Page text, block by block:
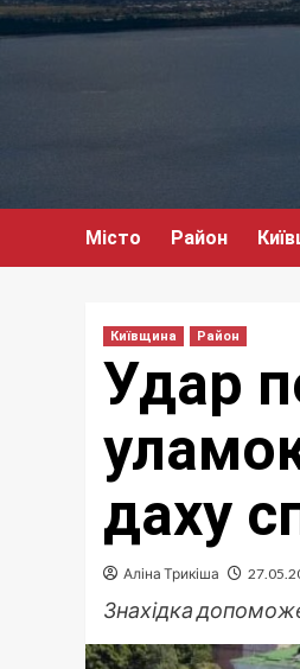
Перейти
до
Місто Район
Київщина Район
Удар
даху
Аліна Трикіша
Знахідка